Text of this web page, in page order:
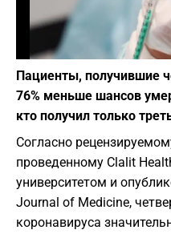
Пациенты, получившие
76% меньше шансов
кто получил только
Согласно
проведенному Clalit
университетом и
Journal of Medicine,
коронавируса